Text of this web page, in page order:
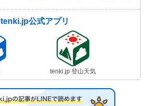
tenki.jp公式アプリ
tenki.jp 登山天気